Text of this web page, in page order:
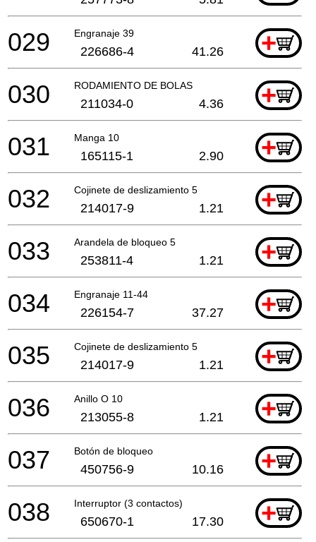
Engranaje 39 +
029 226686-4 41.26
RODAMIENTO DE BOLAS +
030 211034-0 4.36
Manga 10 +
031 165115-1 2.90
Cojinete de deslizamiento 5 +
032 214017-9 1.21
Arandela de bloqueo 5 +
033 253811-4 1.21
Engranaje 11-44 +
034 226154-7 37.27
Cojinete de deslizamiento 5 +
035 214017-9 1.21
Anillo O 10 +
036 213055-8 1.21
Botón de bloqueo +
037 450756-9 10.16
Interruptor (3 contactos) +
038 650670-1 17.30